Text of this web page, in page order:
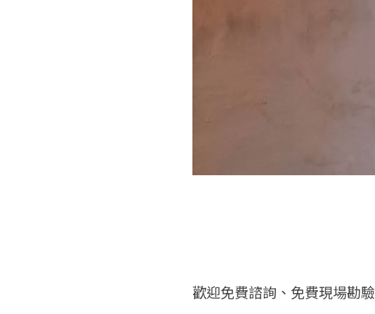
歡迎免費諮詢、免費現場勘驗